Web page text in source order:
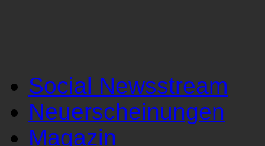
Social Newsstream
Neuerscheinungen
Magazin